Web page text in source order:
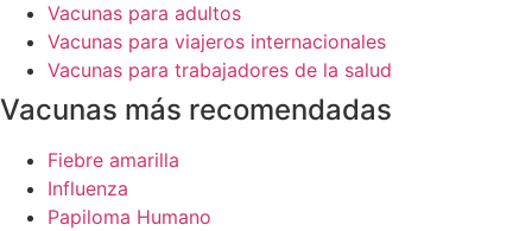
Vacunas para adultos
Vacunas para viajeros internacionales
Vacunas para trabajadores de la salud
Vacunas más recomendadas
Fiebre amarilla
Influenza
Papiloma Humano